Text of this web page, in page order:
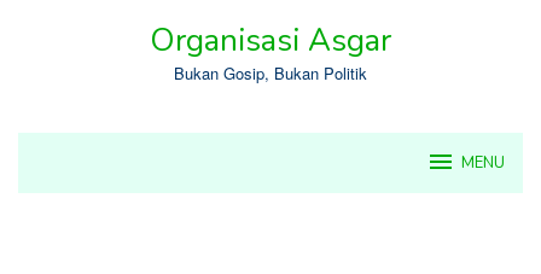
Organisasi Asgar
Bukan Gosip, Bukan Politik
MENU